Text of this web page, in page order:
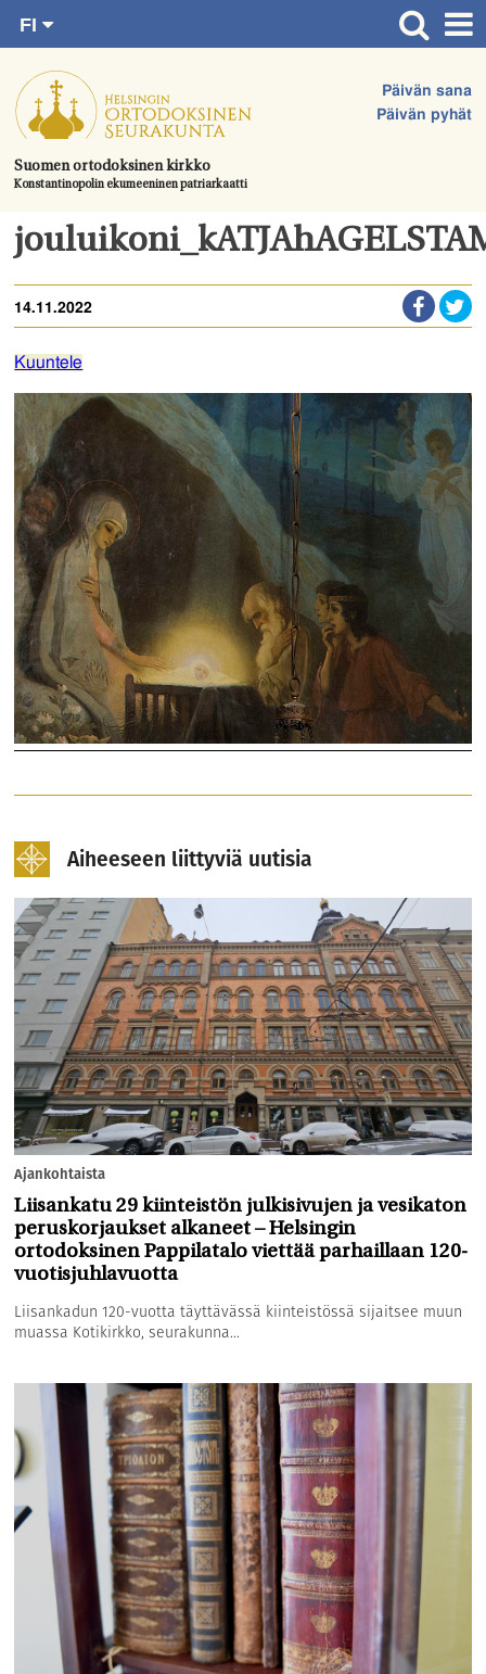
suoraan
sisältöön.
Suomen ortodoksinen kirkko
Konstantinopolin ekumeeninen patriarkaatti
Päivän sana
Päivän pyhät
FI
SV
EN
UA
Etusivu
Ajankohtaista
Juhlat & toimitukset
Kirkot
Tule mukaan
Hautausmaa
Yhteystiedot
14.11.2022
Kuuntele
Aiheeseen liittyviä uutisia
Ajankohtaista
Liisankatu 29 kiinteistön julkisivujen ja vesikaton
peruskorjaukset alkaneet – Helsingin
ortodoksinen Pappilatalo viettää parhaillaan 120-
vuotisjuhlavuotta
Liisankadun 120-vuotta täyttävässä kiinteistössä sijaitsee muun
muassa Kotikirkko, seurakunna...